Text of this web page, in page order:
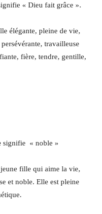
« Dieu fait grâce ».
élégante, pleine de vie,
travailleuse
fière, tendre, gentille,
signifie « noble »
fille qui aime la vie,
et noble. Elle est pleine